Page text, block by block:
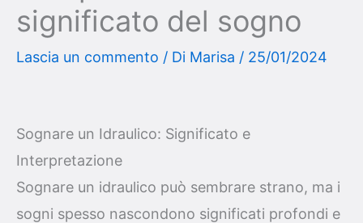
significato del sogno
Lascia un commento / Di Marisa / 25/01/2024
Sognare un Idraulico: Significato e
Interpretazione
Sognare un idraulico può sembrare strano, ma i
sogni spesso nascondono significati profondi e